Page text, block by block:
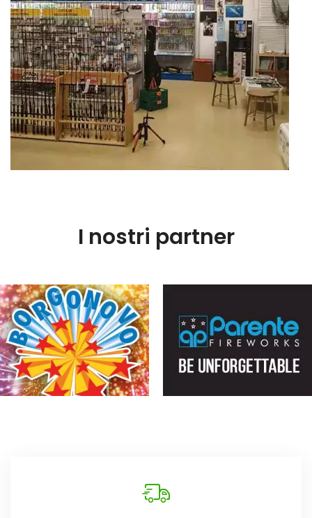
I nostri partner